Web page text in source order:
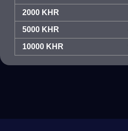
2000 KHR
5000 KHR
10000 KHR